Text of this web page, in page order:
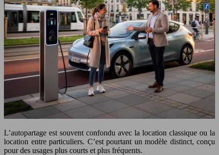
L’autopartage est souvent confondu avec la location classique ou la
location entre particuliers. C’est pourtant un modèle distinct, conçu
pour des usages plus courts et plus fréquents.